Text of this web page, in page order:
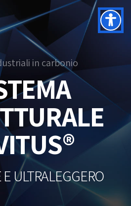
in carbonio
ULTRALEGGERO